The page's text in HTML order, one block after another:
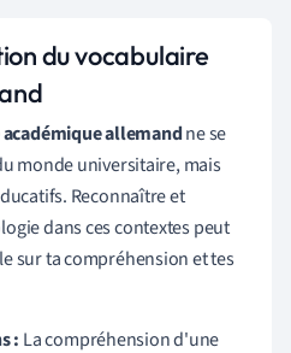
du vocabulaire
allemandne se
monde universitaire, mais
Reconnaître et
dans ces contextes peut
sur ta compréhension et tes
: La compréhension d'une